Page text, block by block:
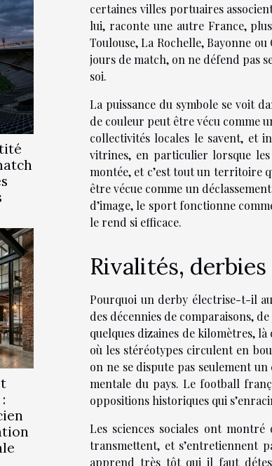
certaines villes portuaires
lui, raconte une autre France,
Toulouse, La Rochelle, Bayonne
jours de match, on ne défend pas
soi.
La puissance du symbole se voit
de couleur peut être vécu comme
collectivités locales le savent, et
vitrines, en particulier lorsque
montée, et c’est tout un territoire
être vécue comme un
d’image, le sport fonctionne
le rend si efficace.
Rivalités,
Pourquoi un derby électrise-t-il
des décennies de comparaisons,
quelques dizaines de kilomètres, là
où les stéréotypes circulent en
on ne se dispute pas seulement
mentale du pays. Le football
oppositions historiques qui
Les sciences sociales ont
transmettent, et s’entretiennent
apprend très tôt qui il faut